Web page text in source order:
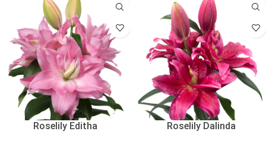
Roselily Dalinda
Roselily Editha